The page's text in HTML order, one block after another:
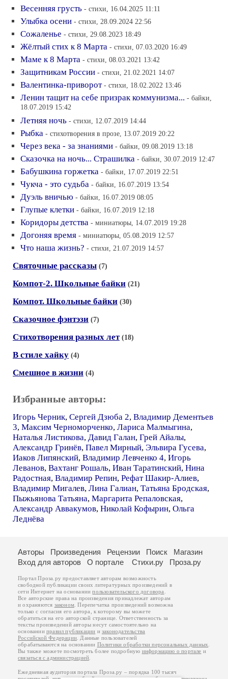
Весенняя грусть - стихи, 16.04.2025 11:11
Улыбка осени - стихи, 28.09.2024 22:56
Сожаленье - стихи, 29.08.2023 18:49
Жёлтый стих к 8 Марта - стихи, 07.03.2020 16:49
Маме к 8 Марта - стихи, 08.03.2021 13:42
Защитникам России - стихи, 21.02.2021 14:07
Валентинка-приворот - стихи, 18.02.2022 13:46
Ленин тащит на себе призрак коммунизма... - байки,
18.07.2019 15:42
Летняя ночь - стихи, 12.07.2019 14:44
Рыбка - стихотворения в прозе, 13.07.2019 20:22
Через века - за знаниями - байки, 09.08.2019 13:18
Сказочка на ночь... Страшилка - байки, 30.07.2019 12:47
Бабушкина горжетка - байки, 17.07.2019 22:51
Чукча - это судьба - байки, 16.07.2019 13:54
Дуэль вничью - байки, 16.07.2019 08:05
Глупые клетки - байки, 16.07.2019 12:18
Коридоры детства - миниатюры, 14.07.2019 19:28
Догоняя время - миниатюры, 05.08.2019 12:57
Что наша жизнь? - стихи, 21.07.2019 14:57
Святочные рассказы (7)
Компот-2. Школьные байки (21)
Компот. Школьные байки (30)
Сказочное фэнтэзи (7)
Стихотворения разных лет (18)
В стиле хайку (4)
Смешное в жизни (4)
Избранные авторы:
Игорь Черник, Сергей Дзюба 2, Владимир Дементьев
3, Максим Черноморченко, Лариса Малмыгина,
Наталья Листикова, Давид Галан, Грей Айалы,
Александр Гринёв, Павел Мирный, Эльвира Гусева,
Иаков Липянский, Владимир Левченко 4, Игорь
Леванов, Вахтанг Рошаль, Иван Таратинский, Нина
Радостная, Владимир Репин, Рефат Шакир-Алиев,
Владимир Мигалев, Лина Галиан, Татьяна Бродская,
Пыжьянова Татьяна, Маргарита Репаловская,
Александр Аввакумов, Николай Кофырин, Ольга
Леднёва
Авторы Произведения Рецензии Поиск
Магазин
Вход для авторов
О портале Стихи.ру Проза.ру
Портал Проза.ру предоставляет авторам возможность
свободной публикации своих литературных произведений в
сети Интернет на основаниипользовательского договора
Все авторские права на произведения принадлежат авторам
и охраняются законом . Перепечатка произведений возможна
только с согласия его автора, к которому вы можете
обратиться на его авторской странице. Ответственность за
тексты произведений авторы несут самостоятельно на
основанииправил публикации изаконодательства
Российской Федерации . Данные пользователей
обрабатываются на основании Политики обработки персональных данных
Вы также можете посмотреть более подробную информацию о портале и
связаться с администрацией
Ежедневная аудитория портала Проза.ру – порядка 100 тысяч